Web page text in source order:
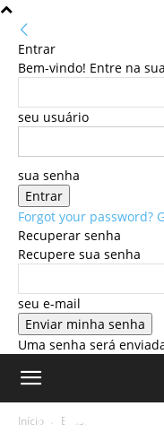
Entrar
Bem-vindo! Entre na
seu usuário
sua senha
Forgot your password?
Recuperar senha
Recupere sua senha
seu e-mail
Uma senha será
Início Brasil